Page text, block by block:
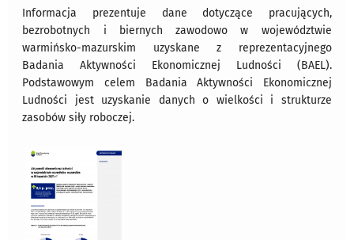
Informacja prezentuje dane dotyczące pracujących,
bezrobotnych i biernych zawodowo w województwie
warmińsko-mazurskim uzyskane z reprezentacyjnego
Badania Aktywności Ekonomicznej Ludności (BAEL).
Podstawowym celem Badania Aktywności Ekonomicznej
Ludności jest uzyskanie danych o wielkości i strukturze
zasobów siły roboczej.